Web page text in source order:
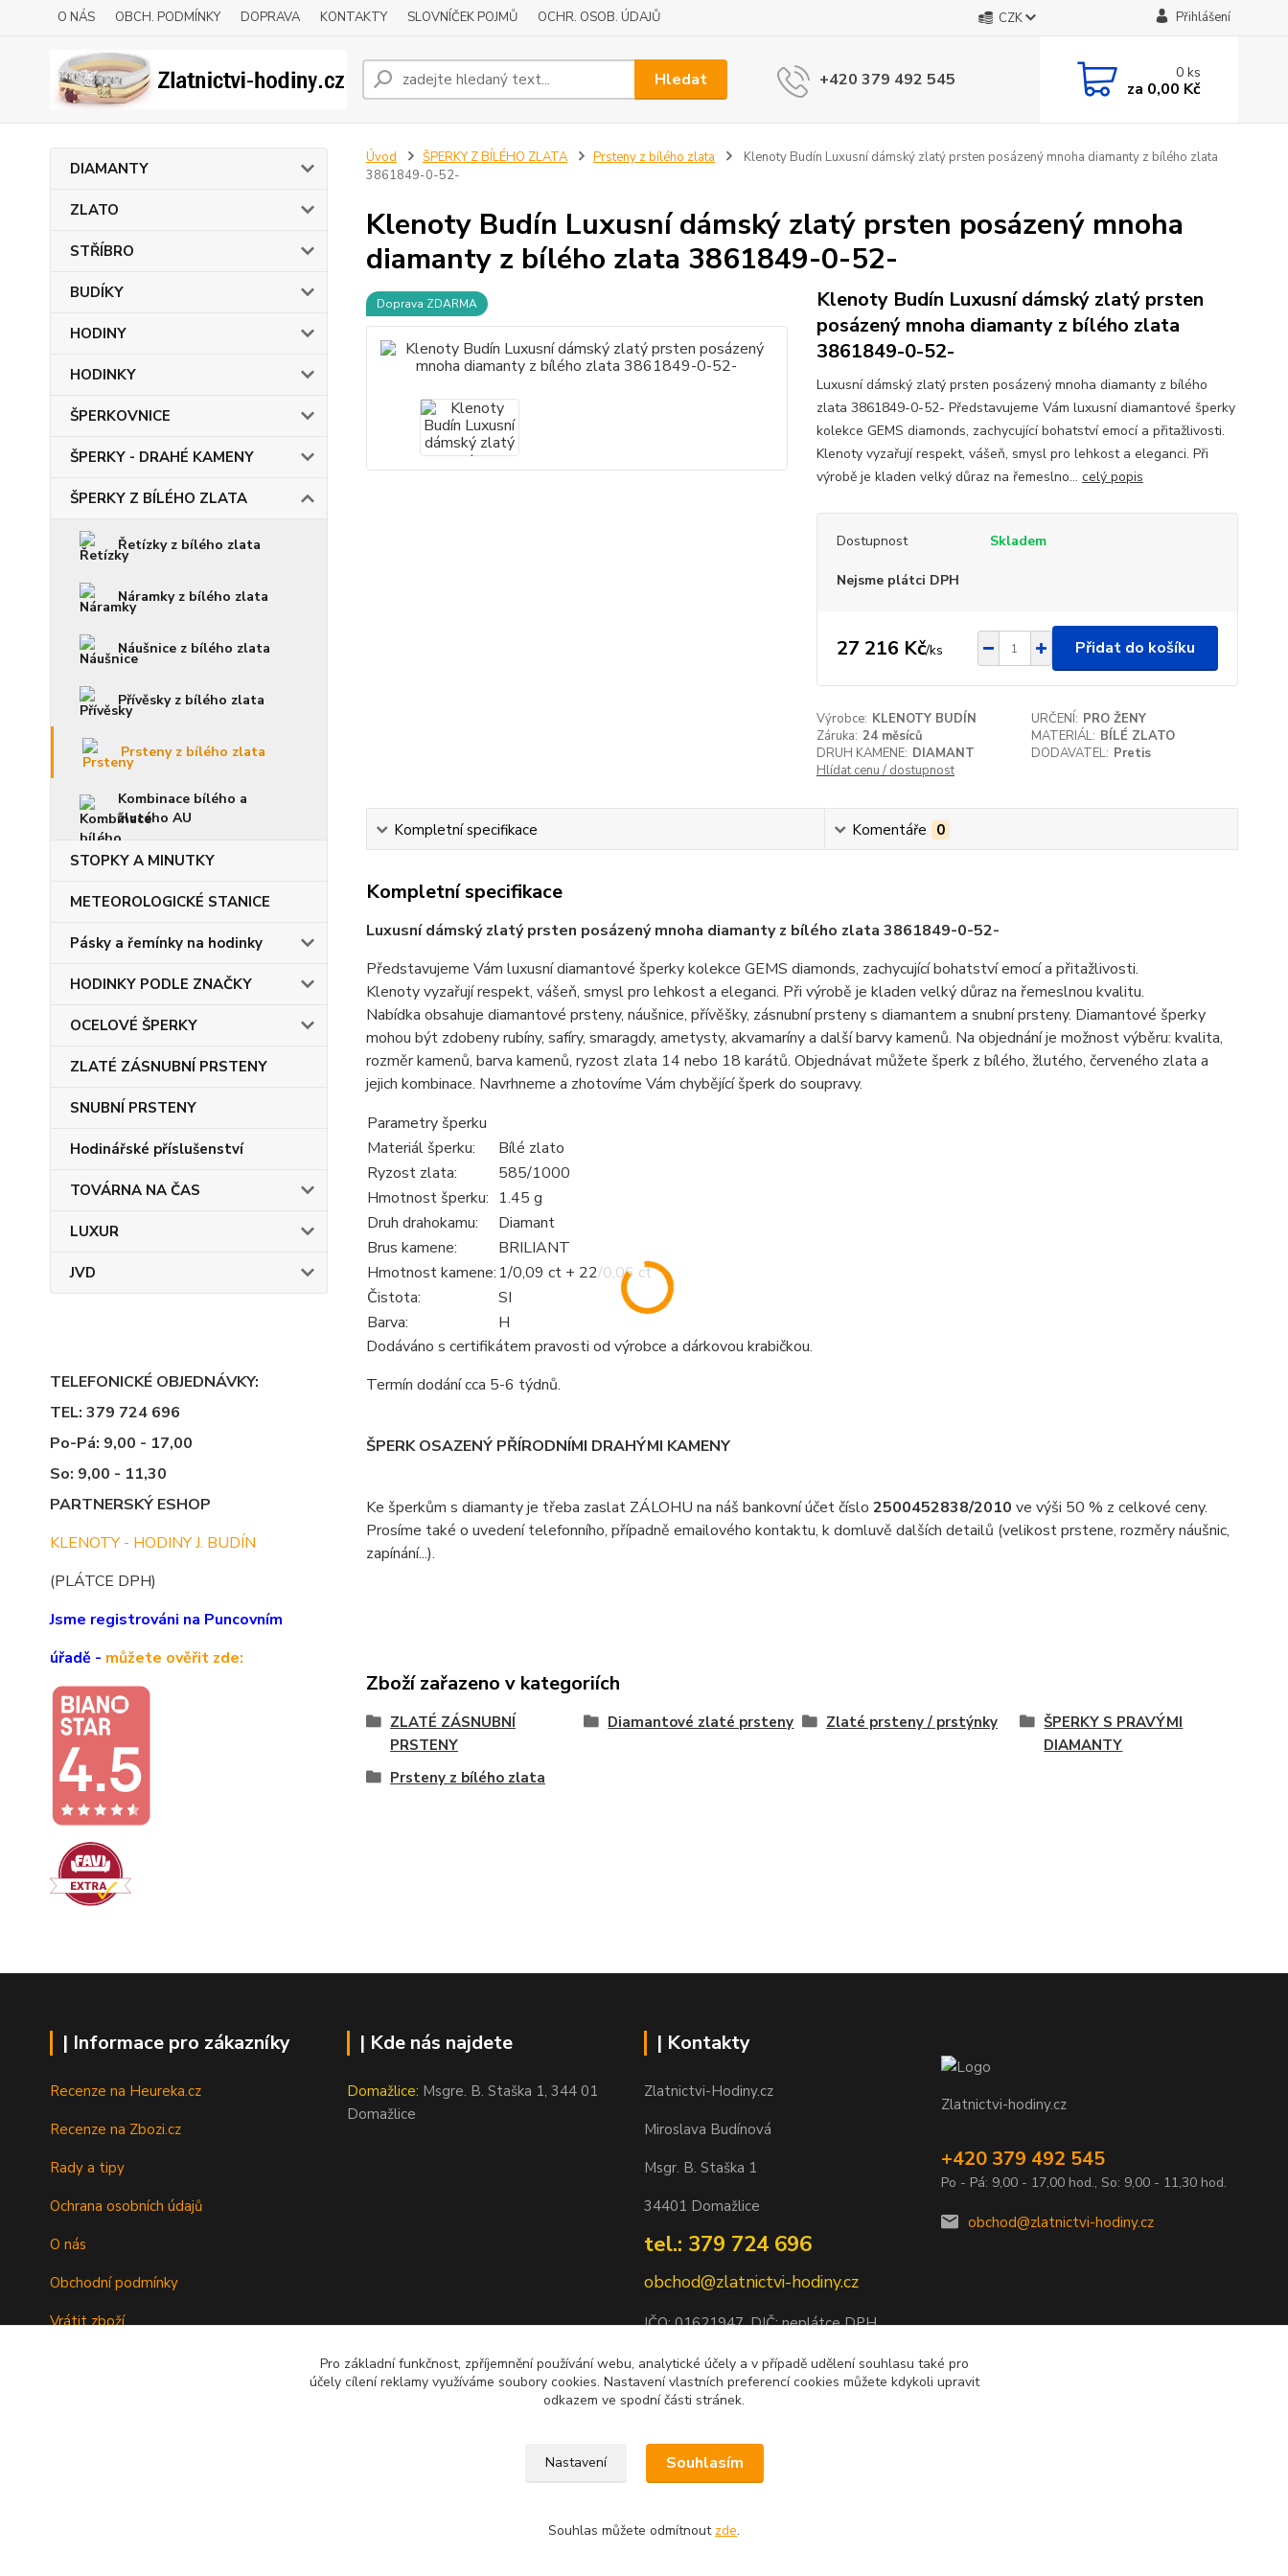
O NÁS OBCH. PODMÍNKY DOPRAVA KONTAKTY SLOVNÍČEK POJMŮ OCHR. OSOB. ÚDAJŮ CZK Přihlášení
Hledat +420 379 492 545 0ks
za 0,00 Kč
DIAMANTY
ZLATO
STŘÍBRO
BUDÍKY
HODINY
HODINKY
ŠPERKOVNICE
ŠPERKY - DRAHÉ KAMENY
ŠPERKY Z BÍLÉHO ZLATA
Řetízky z bílého zlata
Náramky z bílého zlata
Náušnice z bílého zlata
Přívěsky z bílého zlata
Prsteny z bílého zlata
Kombinace bílého a
žlutého AU
STOPKY A MINUTKY
METEOROLOGICKÉ STANICE
Pásky a řemínky na hodinky
HODINKY PODLE ZNAČKY
OCELOVÉ ŠPERKY
ZLATÉ ZÁSNUBNÍ PRSTENY
SNUBNÍ PRSTENY
Hodinářské příslušenství
TOVÁRNA NA ČAS
LUXUR
JVD
TELEFONICKÉ OBJEDNÁVKY:
TEL: 379 724 696
Po-Pá: 9,00 - 17,00
So: 9,00 - 11,30
PARTNERSKÝ ESHOP
KLENOTY - HODINY J. BUDÍN
(PLÁTCE DPH)
Jsme registrováni na Puncovním
úřadě - můžete ověřit zde:
Úvod ŠPERKY Z BÍLÉHO ZLATA Prsteny z bílého zlata
Klenoty Budín Luxusní dámský zlatý prsten posázený mnoha diamanty z bílého zlata
3861849-0-52-
Klenoty Budín Luxusní dámský zlatý prsten posázený mnoha
diamanty z bílého zlata 3861849-0-52-
Doprava ZDARMA
Klenoty Budín Luxusní dámský zlatý prsten
posázený mnoha diamanty z bílého zlata
3861849-0-52-
Luxusní dámský zlatý prsten posázený mnoha diamanty z bílého
zlata 3861849-0-52- Představujeme Vám luxusní diamantové šperky
kolekce GEMS diamonds, zachycující bohatství emocí a přitažlivosti.
Klenoty vyzařují respekt, vášeň, smysl pro lehkost a eleganci. Při
výrobě je kladen velký důraz na řemeslno... celý popis
Dostupnost Skladem
Nejsme plátci DPH
27 216 Kč/ks Přidat do košíku
Výrobce: KLENOTY BUDÍN URČENÍ: PRO ŽENY
Záruka: 24 měsíců MATERIÁL: BÍLÉ ZLATO
DRUH KAMENE: DIAMANT DODAVATEL: Pretis
Hlídat cenu / dostupnost
Kompletní specifikace Komentáře 0
Kompletní specifikace
Luxusní dámský zlatý prsten posázený mnoha diamanty z bílého zlata 3861849-0-52-
Představujeme Vám luxusní diamantové šperky kolekce GEMS diamonds, zachycující bohatství emocí a přitažlivosti.
Klenoty vyzařují respekt, vášeň, smysl pro lehkost a eleganci. Při výrobě je kladen velký důraz na řemeslnou kvalitu.
Nabídka obsahuje diamantové prsteny, náušnice, přívěšky, zásnubní prsteny s diamantem a snubní prsteny. Diamantové šperky
mohou být zdobeny rubíny, safíry, smaragdy, ametysty, akvamaríny a další barvy kamenů. Na objednání je možnost výběru: kvalita,
rozměr kamenů, barva kamenů, ryzost zlata 14 nebo 18 karátů. Objednávat můžete šperk z bílého, žlutého, červeného zlata a
jejich kombinace. Navrhneme a zhotovíme Vám chybějící šperk do soupravy.
Parametry šperku
Materiál šperku:
Bílé zlato
Ryzost zlata:
585/1000
Hmotnost šperku: 1.45 g
Druh drahokamu:
Diamant
Brus kamene:
BRILIANT
Hmotnost kamene: 1/0,09 ct + 22/0,06 ct
Čistota:
SI
Barva:
H
Dodáváno s certifikátem pravosti od výrobce a dárkovou krabičkou.
Termín dodání cca 5-6 týdnů.
ŠPERK OSAZENÝ PŘÍRODNÍMI DRAHÝMI KAMENY
Ke šperkům s diamanty je třeba zaslat ZÁLOHU na náš bankovní účet číslo 2500452838/2010 ve výši 50 % z celkové ceny.
Prosíme také o uvedení telefonního, případně emailového kontaktu, k domluvě dalších detailů (velikost prstene, rozměry náušnic,
zapínání...).
Zboží zařazeno v kategoriích
ZLATÉ ZÁSNUBNÍ
PRSTENY
Diamantové zlaté prsteny Zlaté prsteny / prstýnky
ŠPERKY S PRAVÝMI
DIAMANTY
Prsteny z bílého zlata
| Informace pro zákazníky
Recenze na Heureka.cz
Recenze na Zbozi.cz
Rady a tipy
Ochrana osobních údajů
O nás
Obchodní podmínky
Vrátit zboží
| Kde nás najdete
Domažlice: Msgre. B. Staška 1, 344 01
Domažlice
| Kontakty
Zlatnictvi-Hodiny.cz
Miroslava Budínová
Msgr. B. Staška 1
34401 Domažlice
tel.: 379 724 696
obchod@zlatnictvi-hodiny.cz
IČO: 01621947, DIČ: neplátce DPH
Bankovní spojení: 2500452838/2010
Zlatnictvi-hodiny.cz
+420 379 492 545
Po - Pá: 9,00 - 17,00 hod., So: 9,00 - 11,30 hod.
obchod@zlatnictvi-hodiny.cz
Pro základní funkčnost, zpříjemnění používání webu, analytické účely a v případě udělení souhlasu také pro
účely cílení reklamy využíváme soubory cookies. Nastavení vlastních preferencí cookies můžete kdykoli upravit
odkazem ve spodní části stránek.
Nastavení Souhlasím
Souhlas můžete odmítnout zde.